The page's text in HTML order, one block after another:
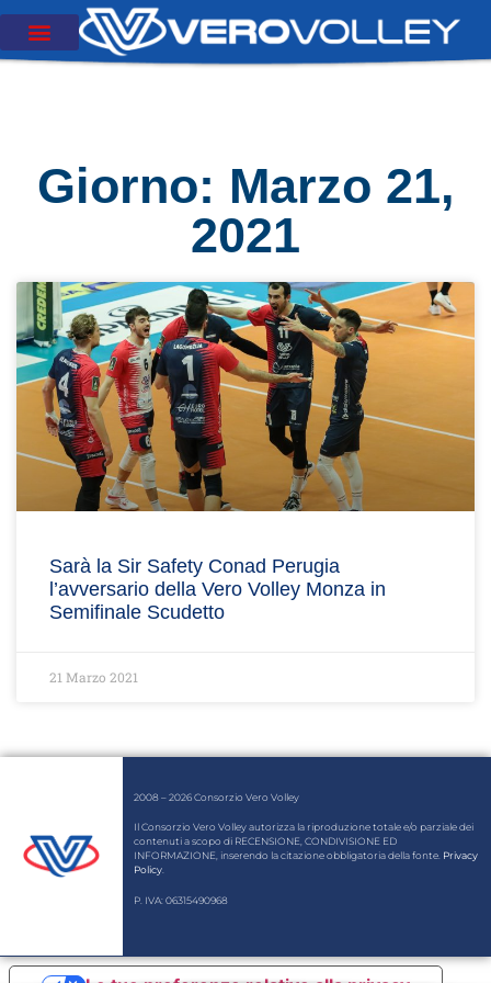
Giorno: Marzo 21,
2021
Sarà la Sir Safety Conad Perugia
l’avversario della Vero Volley Monza in
Semifinale Scudetto
21 Marzo 2021
2008 – 2026 Consorzio Vero Volley
Il Consorzio Vero Volley autorizza la riproduzione totale e/o parziale dei
contenuti a scopo di RECENSIONE, CONDIVISIONE ED
INFORMAZIONE, inserendo la citazione obbligatoria della fonte. Privacy
Policy.
P. IVA: 06315490968